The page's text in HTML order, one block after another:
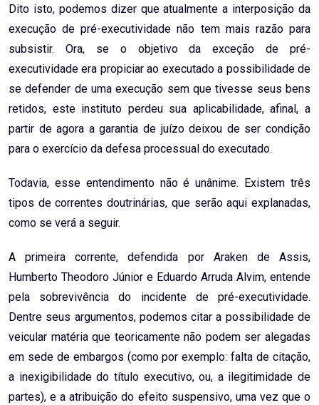
Dito isto, podemos dizer que atualmente a interposição da
execução de pré-executividade não tem mais razão para
subsistir. Ora, se o objetivo da exceção de pré-
executividade era propiciar ao executado a possibilidade de
se defender de uma execução sem que tivesse seus bens
retidos, este instituto perdeu sua aplicabilidade, afinal, a
partir de agora a garantia de juízo deixou de ser condição
para o exercício da defesa processual do executado.
Todavia, esse entendimento não é unânime. Existem três
tipos de correntes doutrinárias, que serão aqui explanadas,
como se verá a seguir.
A primeira corrente, defendida por Araken de Assis,
Humberto Theodoro Júnior e Eduardo Arruda Alvim, entende
pela sobrevivência do incidente de pré-executividade.
Dentre seus argumentos, podemos citar a possibilidade de
veicular matéria que teoricamente não podem ser alegadas
em sede de embargos (como por exemplo: falta de citação,
a inexigibilidade do título executivo, ou, a ilegitimidade de
partes), e a atribuição do efeito suspensivo, uma vez que o